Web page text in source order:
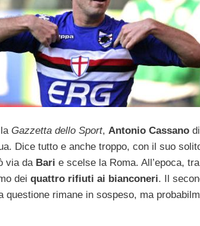
Gazzetta dello Sport, Antonio Cassano
Dice tutto e anche troppo, con il suo
via da Bari e scelse la Roma. All’epoca,
dei quattro rifiuti ai bianconeri. Il
questione rimane in sospeso, ma